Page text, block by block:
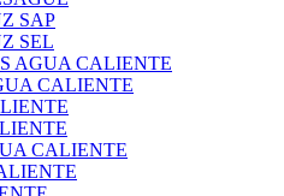
SAP
SEL
AGUA CALIENTE
CALIENTE
CALIENTE